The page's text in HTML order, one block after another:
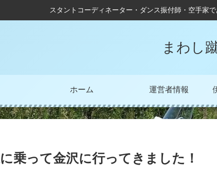
スタントコーディネーター・ダンス振付師・空手家
まわし
ホーム 運営者情報
乗って金沢に行ってきました！